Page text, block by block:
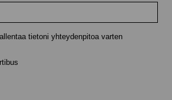
tietoni yhteydenpitoa varten